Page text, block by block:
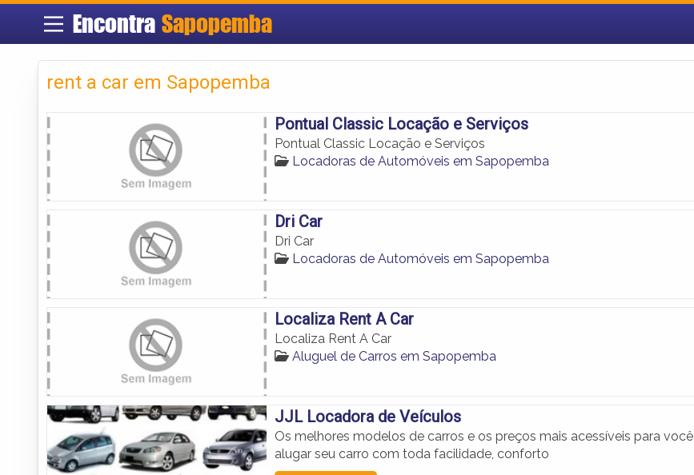
Encontra Sapopemba
rent a car em Sapopemba
Pontual Classic Locação e Serviços
Pontual Classic Locação e Serviços
Locadoras de Automóveis em Sapopemba
Dri Car
Dri Car
Locadoras de Automóveis em Sapopemba
Localiza Rent A Car
Localiza Rent A Car
Aluguel de Carros em Sapopemba
JJL Locadora de Veículos
Os melhores modelos de carros e os preços mais acessíveis para você
alugar seu carro com toda facilidade, conforto